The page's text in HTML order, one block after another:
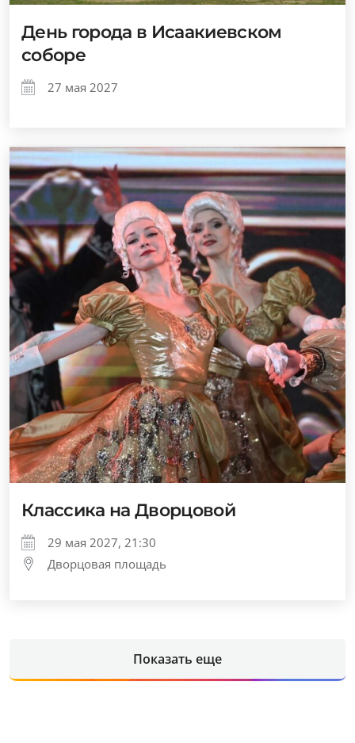
День города в Исаакиевском
соборе
27 мая 2027
Классика на Дворцовой
29 мая 2027, 21:30
Дворцовая площадь
Показать еще